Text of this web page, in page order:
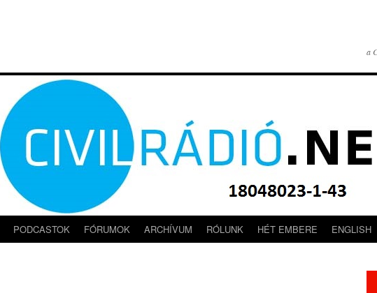
a
PODCASTOK FÓRUMOK ARCHÍVUM RÓLUNK HÉT EMBERE ENGLISH